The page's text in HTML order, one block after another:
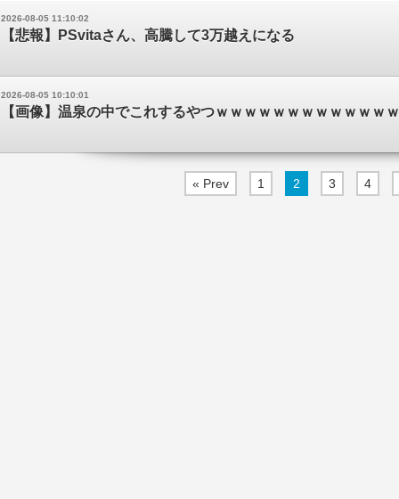
2026-08-05 11:10:02
【悲報】PSvitaさん、高騰して3万越えになる
2026-08-05 10:10:01
【画像】温泉の中でこれするやつｗｗｗｗｗｗｗｗｗｗｗｗｗ
« Prev 1 2 3 4